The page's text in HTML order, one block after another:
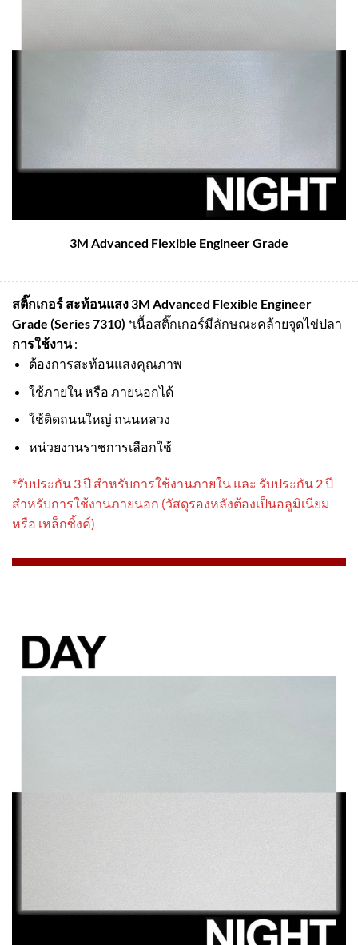
3M Advanced Flexible Engineer Grade
สติ๊กเกอร์ สะท้อนแสง 3M Advanced Flexible Engineer
Grade (Series 7310) *เนื้อสติ๊กเกอร์มีลักษณะคล้ายจุดไข่ปลา
การใช้งาน:
ต้องการสะท้อนแสงคุณภาพ
ใช้ภายใน หรือ ภายนอกได้
ใช้ติดถนนใหญ่ ถนนหลวง
หน่วยงานราชการเลือกใช้
*รับประกัน 3 ปี สําหรับการใช้งานภายใน และ รับประกัน 2 ปี
สําหรับการใช้งานภายนอก (วัสดุรองหลังต้องเป็นอลูมิเนียม
หรือ เหล็กซิ้งค์)